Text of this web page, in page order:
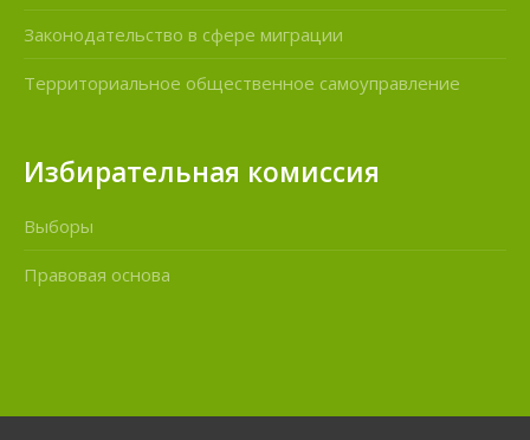
Законодательство в сфере миграции
Территориальное общественное самоуправление
Избирательная комиссия
Выборы
Правовая основа